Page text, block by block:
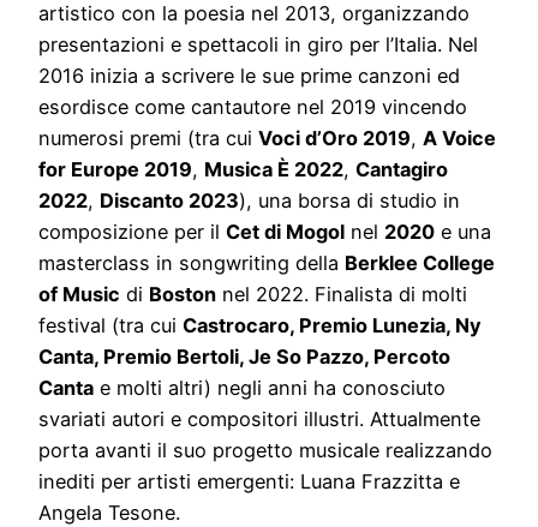
artistico con la poesia nel 2013, organizzando
presentazioni e spettacoli in giro per l’Italia. Nel
2016 inizia a scrivere le sue prime canzoni ed
esordisce come cantautore nel 2019 vincendo
numerosi premi (tra cui Voci d’Oro 2019, A Voice
for Europe 2019, Musica È 2022, Cantagiro
2022, Discanto 2023), una borsa di studio in
composizione per il Cet di Mogol nel 2020 e una
masterclass in songwriting della Berklee College
of Music di Boston nel 2022. Finalista di molti
festival (tra cui Castrocaro, Premio Lunezia, Ny
Canta, Premio Bertoli, Je So Pazzo, Percoto
Canta e molti altri) negli anni ha conosciuto
svariati autori e compositori illustri. Attualmente
porta avanti il suo progetto musicale realizzando
inediti per artisti emergenti: Luana Frazzitta e
Angela Tesone.